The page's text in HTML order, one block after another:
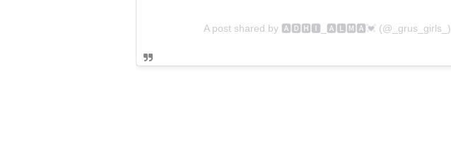
A post shared by 🅰🅳🅷🅸_🅰🅻🅼🅰💓 (@_grus_girls_)